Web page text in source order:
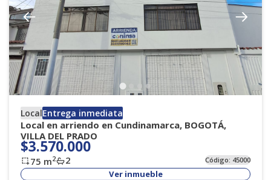
LocalEntrega inmediata
Local en arriendo en Cundinamarca, BOGOTÁ,
VILLA DEL PRADO
$3.570.000
75 m2 2 Código: 45000
Ver inmueble